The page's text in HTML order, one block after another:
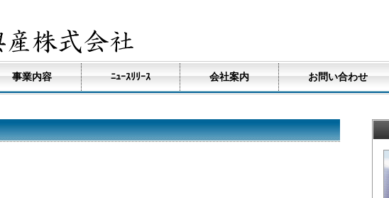
事業内容 ﾆｭｰｽﾘﾘｰｽ 会社案内 お問い合わせ